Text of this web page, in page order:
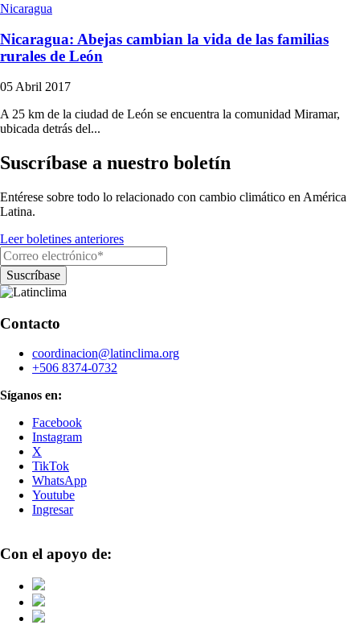
Nicaragua
Nicaragua: Abejas cambian la vida de las familias
rurales de León
05 Abril 2017
A 25 km de la ciudad de León se encuentra la comunidad Miramar,
ubicada detrás del...
Suscríbase a nuestro boletín
Entérese sobre todo lo relacionado con cambio climático en América
Latina.
Leer boletines anteriores
Contacto
coordinacion@latinclima.org
+506 8374-0732
Síganos en:
Facebook
Instagram
X
TikTok
WhatsApp
Youtube
Ingresar
Con el apoyo de: